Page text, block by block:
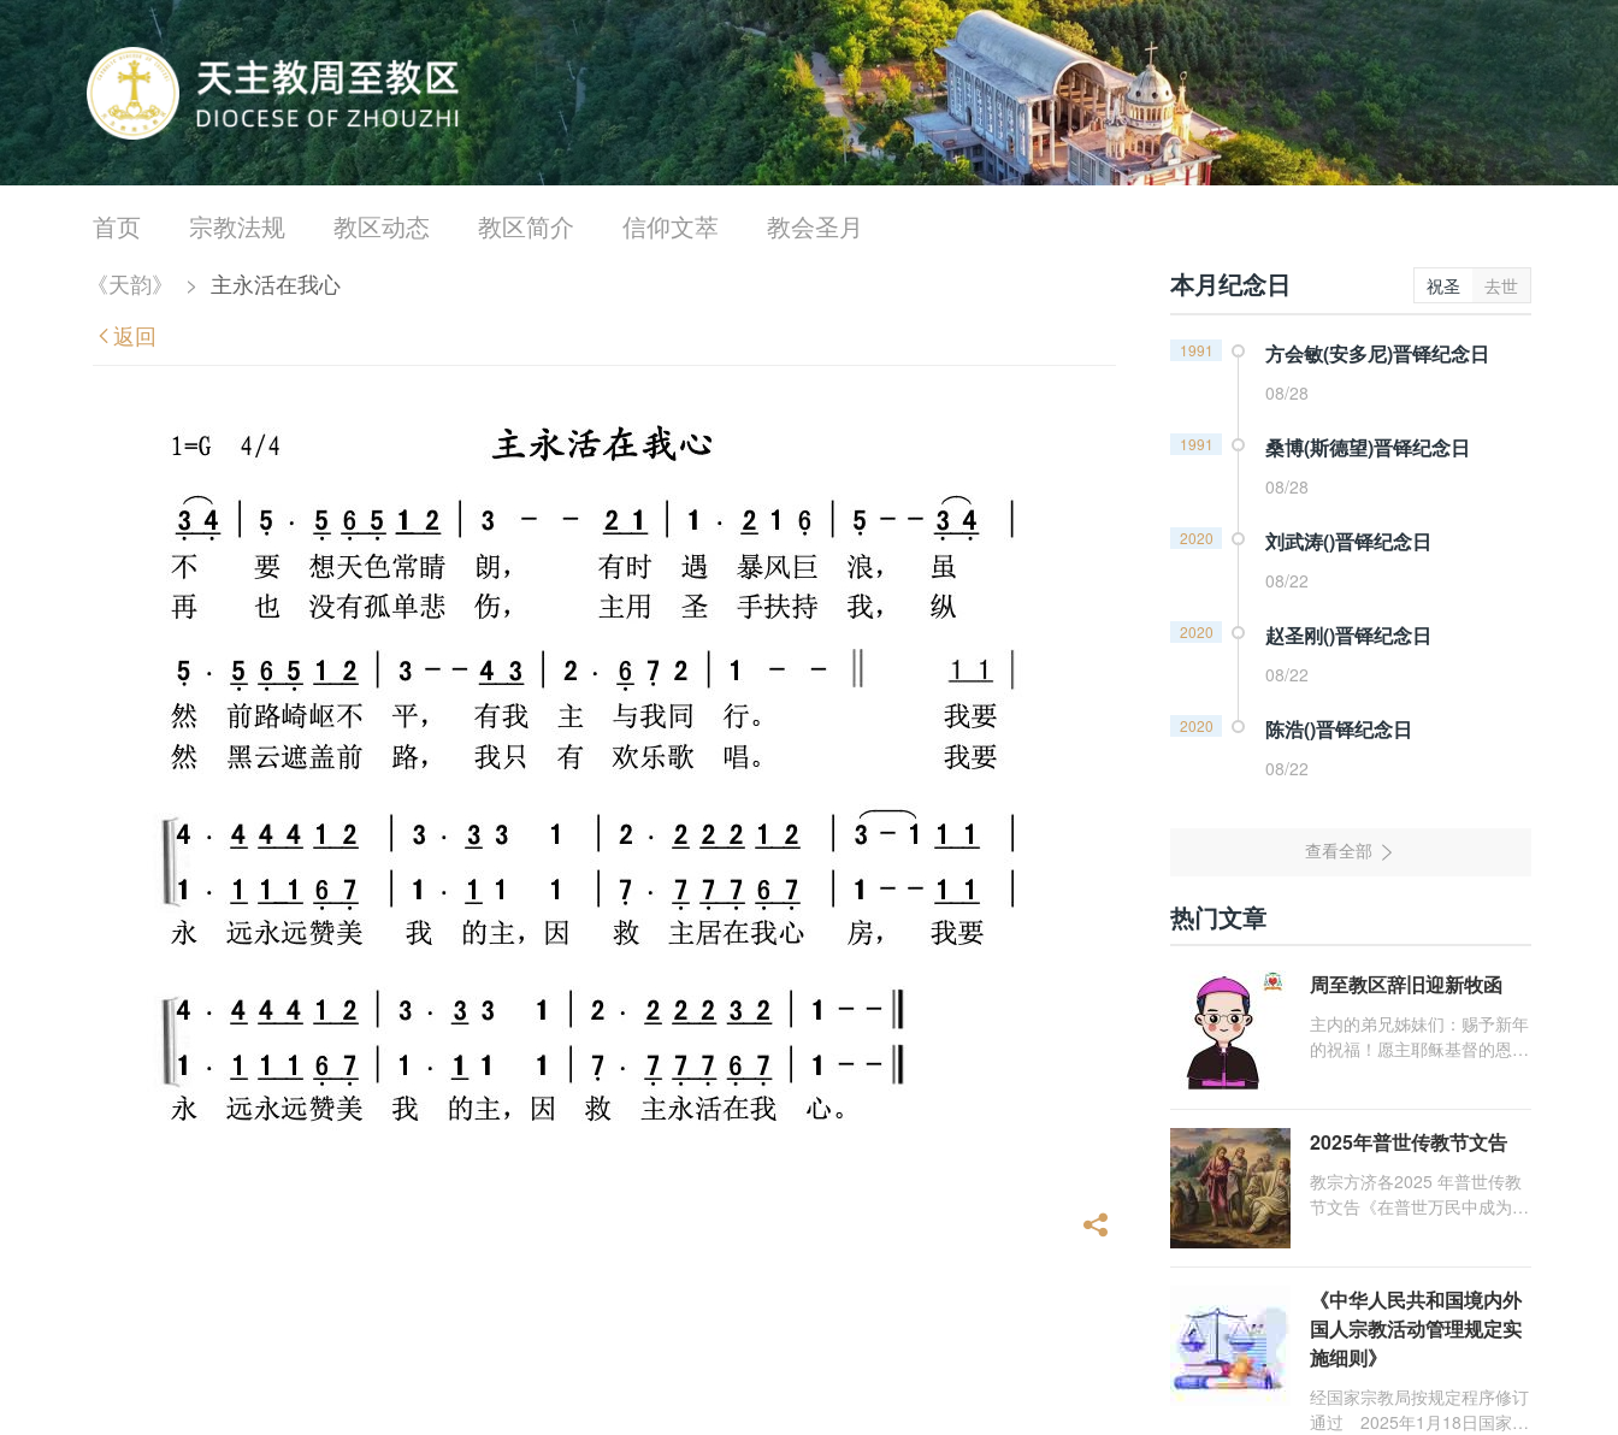
首页 宗教法规 教区动态 教区简介 信仰文萃 教会圣月
《天韵》 > 主永活在我心
返回
本月纪念日 祝圣 去世
1991 方会敏(安多尼)晋铎纪念日
08/28
1991 桑博(斯德望)晋铎纪念日
08/28
2020 刘武涛()晋铎纪念日
08/22
2020 赵圣刚()晋铎纪念日
08/22
2020 陈浩()晋铎纪念日
08/22
热门文章
周至教区辞旧迎新牧函
主内的弟兄姊妹们：赐予新年
的祝福！愿主耶稣基督的恩
们，愿临在的救主基督安慰你
们，并圣化你们的生活，作为
祝贺祂诞辰的珍贵礼品。
2025年普世传教节文告
教宗方济各2025 年普世传教
节文告《在普世万民中成为怀
《中华人民共和国境内外
国人宗教活动管理规定实
施细则》
经国家宗教局按规定程序修订
通过 2025年1月18日国家宗